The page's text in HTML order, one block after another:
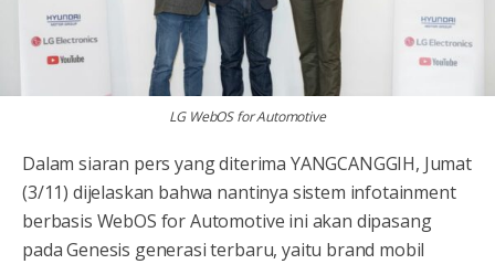
LG WebOS for Automotive
Dalam siaran pers yang diterima YANGCANGGIH, Jumat
(3/11) dijelaskan bahwa nantinya sistem infotainment
berbasis WebOS for Automotive ini akan dipasang
pada Genesis generasi terbaru, yaitu brand mobil